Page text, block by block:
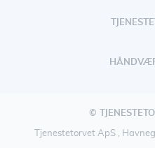
©
Tjenestetorvet ApS ,